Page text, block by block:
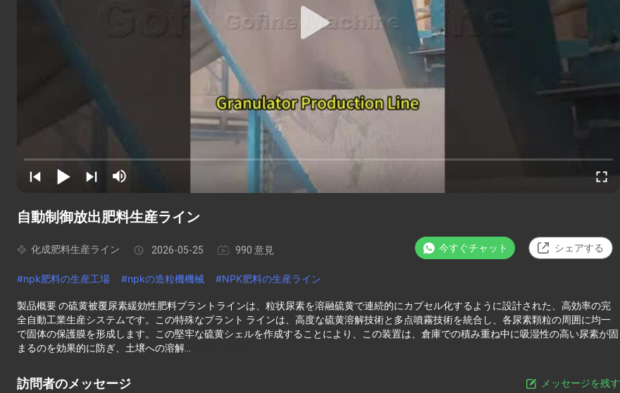
自動制御放出肥料生産ライン
化成肥料生産ライン 2026-05-25 990 意見 今すぐチャット シェアする
#npk肥料の生産工場 #npkの造粒機機械 #NPK肥料の生産ライン
製品概要 の硫黄被覆尿素緩効性肥料プラントラインは、粒状尿素を溶融硫黄で連続的にカプセル化するように設計された、高効率の完
全自動工業生産システムです。この特殊なプラント ラインは、高度な硫黄溶解技術と多点噴霧技術を統合し、各尿素顆粒の周囲に均一
で固体の保護膜を形成します。この堅牢な硫黄シェルを作成することにより、この装置は、倉庫での積み重ね中に吸湿性の高い尿素が固
まるのを効果的に防ぎ、土壌への溶解...
訪問者のメッセージ メッセージを残す